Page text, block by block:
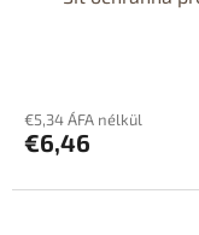
€5,34 ÁFA nélkül
€6,46